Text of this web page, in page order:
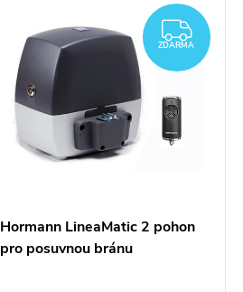
ZDARMA
Hormann LineaMatic 2 pohon
pro posuvnou bránu